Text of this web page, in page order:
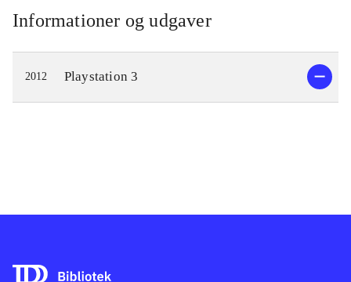
Informationer og udgaver
2012 Playstation 3